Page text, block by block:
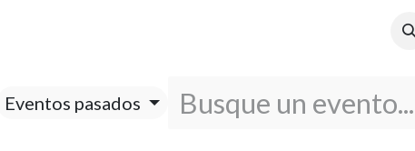
Eventos pasados